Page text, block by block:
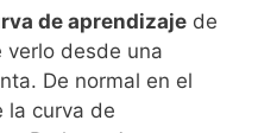
de aprendizaje de
verlo desde una
De normal en el
la curva de